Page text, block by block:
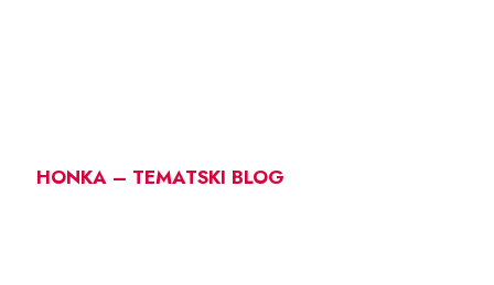
HONKA – TEMATSKI BLOG